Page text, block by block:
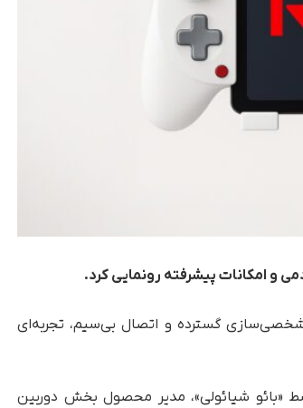
و امکانات پیشرفته رونمایی کرد.
شخصی‌سازی گسترده و اتصال بی‌سیم، تجربه‌ای
«بائو شیائولی»، مدیر محصول بخش دوربین